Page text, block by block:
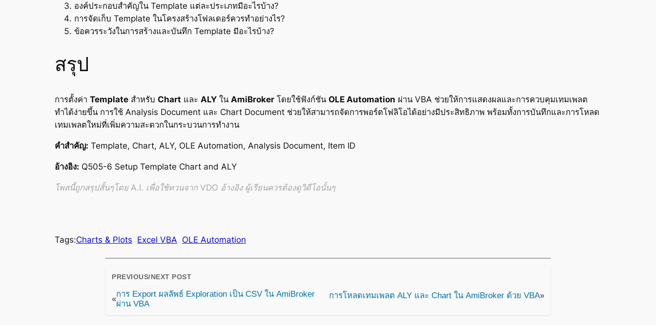
องค์ประกอบสำคัญใน Template แต่ละประเภทมีอะไรบ้าง?
การจัดเก็บ Template ในโครงสร้างโฟลเดอร์ควรทำอย่างไร?
ข้อควรระวังในการสร้างและบันทึก Template มีอะไรบ้าง?
สรุป
การตั้งค่า Template สำหรับ Chart และ ALY ใน AmiBroker โดยใช้ฟังก์ชัน OLE Automation ผ่าน VBA ช่วยให้การแสดงผลและการควบคุมเทมเพลต
ทำได้ง่ายขึ้น การใช้ Analysis Document และ Chart Document ช่วยให้สามารถจัดการพอร์ตโฟลิโอได้อย่างมีประสิทธิภาพ พร้อมทั้งการบันทึกและการโหลด
เทมเพลตใหม่ที่เพิ่มความสะดวกในกระบวนการทำงาน
คำสำคัญ: Template, Chart, ALY, OLE Automation, Analysis Document, Item ID
อ้างอิง: Q505-6 Setup Template Chart and ALY
โพสนี้ถูกสรุปสั้นๆโดย A.I. เพื่อใช้ทวนจาก VDO อ้างอิง ผู้เรียนควรต้องดูวิดีโอนั้นๆ
Tags:Charts & Plots Excel VBA OLE Automation
PREVIOUS/NEXT POST
«
การ Export ผลลัพธ์ Exploration เป็น CSV ใน AmiBroker
ผ่าน VBA
การโหลดเทมเพลต ALY และ Chart ใน AmiBroker ด้วย VBA»